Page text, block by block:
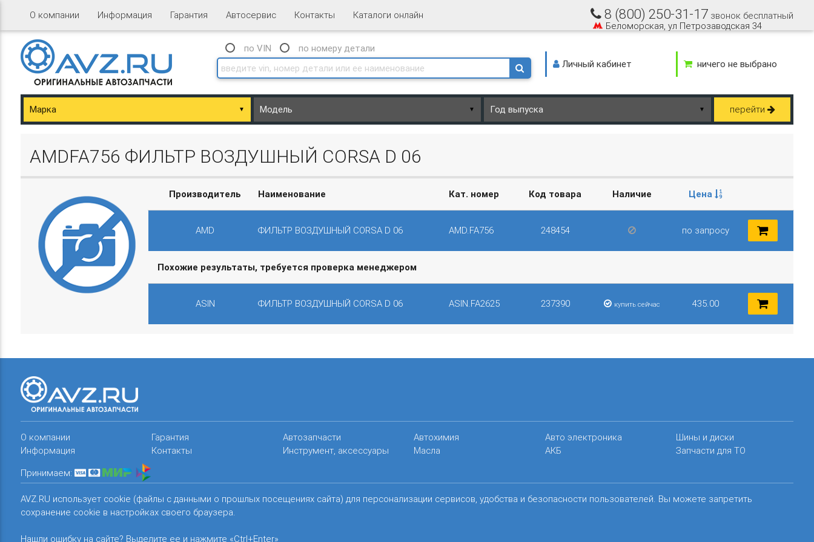
О компании Информация Гарантия Автосервис Контакты Каталоги онлайн
Basket.php
8 (800) 250-31-17 звонок бесплатный
Беломорская, ул Петрозаводская 34
по VIN
по номеру детали
Личный кабинет
ничего не выбрано
▼ ▼ ▼ перейти
AMDFA756 ФИЛЬТР ВОЗДУШНЫЙ CORSA D 06
Производитель Наименование Кат. номер Код товара Наличие Цена
AMD ФИЛЬТР ВОЗДУШНЫЙ CORSA D 06 AMD.FA756 248454 по запросу
Похожие результаты, требуется проверка менеджером
ASIN ФИЛЬТР ВОЗДУШНЫЙ CORSA D 06 ASIN.FA2625 237390 купить сейчас 435.00
О компании
Информация
Гарантия
Контакты
Автозапчасти
Инструмент, аксессуары
Автохимия
Масла
Авто электроника
АКБ
Шины и диски
Запчасти для ТО
Принимаем:
AVZ.RU использует cookie (файлы с данными о прошлых посещениях сайта) для персонализации сервисов, удобства и безопасности пользователей. Вы можете запретить
сохранение cookie в настройках своего браузера.
Нашли ошибку на сайте? Выделите ее и нажмите «Ctrl+Enter»